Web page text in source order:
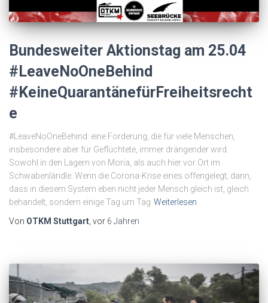
Bundesweiter Aktionstag am 25.04
#LeaveNoOneBehind
#KeineQuarantänefürFreiheitsrecht
e
#LeaveNoOneBehind: eine Forderung, die für viele Menschen,
insbesondere aber für Geflüchtete, immer drängender wird.
Sowohl in den Lagern von Moria, als auch hier vor Ort im
Schwabenländle. Wenn die Corona-Krise eines offengelegt, dann,
dass in diesem System eben nicht jeder Mensch gleich ist, gleich
behandelt, sondern einige Tag um Tag Weiterlesen
Von OTKM Stuttgart , vor 6 Jahren